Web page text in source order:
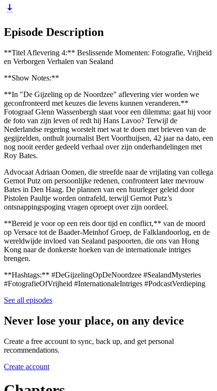
Episode Description
**Titel Aflevering 4:** Beslissende Momenten: Fotografie, Vrijheid
en Verborgen Verhalen van Sealand
**Show Notes:**
**In "De Gijzeling op de Noordzee" aflevering vier worden we
geconfronteerd met keuzes die levens kunnen veranderen.**
Fotograaf Glenn Wassenbergh staat voor een dilemma: gaat hij voor
de foto van zijn leven of redt hij Hans Lavoo? Terwijl de
Nederlandse regering worstelt met wat te doen met brieven van de
gegijzelden, onthult journalist Bert Voorthuijsen, 42 jaar na dato, een
nog nooit eerder gedeeld verhaal over zijn onderhandelingen met
Roy Bates.
Advocaat Adriaan Oomen, die streefde naar de vrijlating van collega
Gernot Putz om persoonlijke redenen, confronteert later mevrouw
Bates in Den Haag. De plannen van een huurleger geleid door
Pistolen Paultje worden ontrafeld, terwijl Gernot Putz’s
ontsnappingspoging vragen oproept over zijn oordeel.
**Bereid je voor op een reis door tijd en conflict,** van de moord
op Versace tot de Baader-Meinhof Groep, de Falklandoorlog, en de
wereldwijde invloed van Sealand paspoorten, die ons van Hong
Kong naar de donkerste hoeken van de internationale intriges
brengen.
**Hashtags:** #DeGijzelingOpDeNoordzee #SealandMysteries
#FotografieOfVrijheid #InternationaleIntriges #PodcastVerdieping
See all episodes
Never lose your place, on any device
Create a free account to sync, back up, and get personal
recommendations.
Create account